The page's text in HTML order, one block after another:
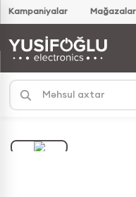
Kampaniyalar Mağazalar